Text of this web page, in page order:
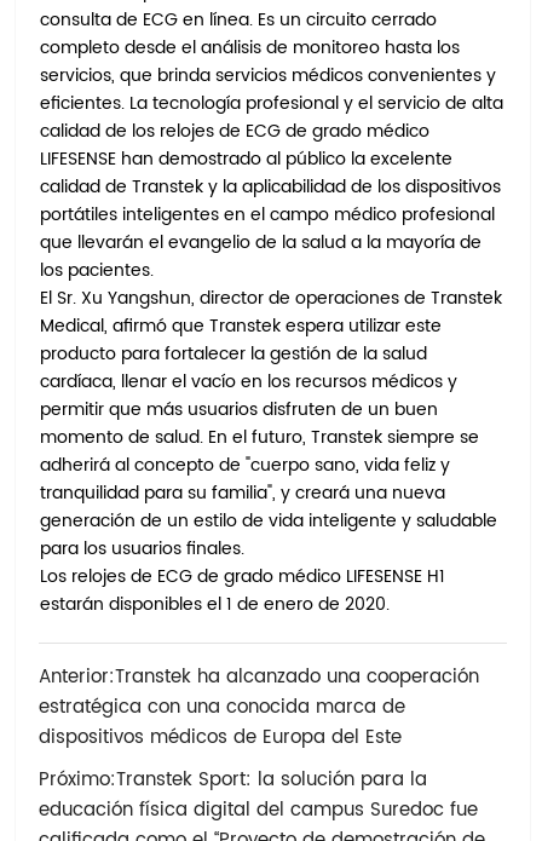
consulta de ECG en línea. Es un circuito cerrado
completo desde el análisis de monitoreo hasta los
servicios, que brinda servicios médicos convenientes y
eficientes. La tecnología profesional y el servicio de alta
calidad de los relojes de ECG de grado médico
LIFESENSE han demostrado al público la excelente
calidad de Transtek y la aplicabilidad de los dispositivos
portátiles inteligentes en el campo médico profesional
que llevarán el evangelio de la salud a la mayoría de
los pacientes.
El Sr. Xu Yangshun, director de operaciones de Transtek
Medical, afirmó que Transtek espera utilizar este
producto para fortalecer la gestión de la salud
cardíaca, llenar el vacío en los recursos médicos y
permitir que más usuarios disfruten de un buen
momento de salud. En el futuro, Transtek siempre se
adherirá al concepto de "cuerpo sano, vida feliz y
tranquilidad para su familia", y creará una nueva
generación de un estilo de vida inteligente y saludable
para los usuarios finales.
Los relojes de ECG de grado médico LIFESENSE H1
estarán disponibles el 1 de enero de 2020.
Anterior:Transtek ha alcanzado una cooperación
estratégica con una conocida marca de
dispositivos médicos de Europa del Este
Próximo:Transtek Sport: la solución para la
educación física digital del campus Suredoc fue